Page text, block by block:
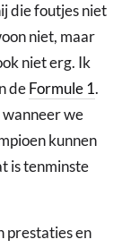
die foutjes niet
niet, maar
niet erg. Ik
deFormule 1.
wanneer we
kunnen
is tenminste
prestaties en